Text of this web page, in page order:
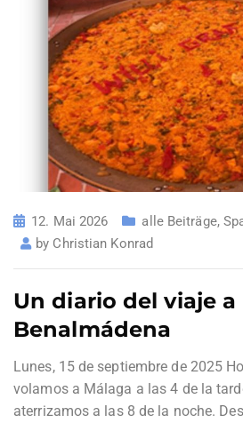
12. Mai 2026 alle Beiträge,
by Christian Konrad
Un diario del viaje a
Benalmádena
Lunes, 15 de septiembre de 2025
volamos a Málaga a las 4 de la
aterrizamos a las 8 de la noche.